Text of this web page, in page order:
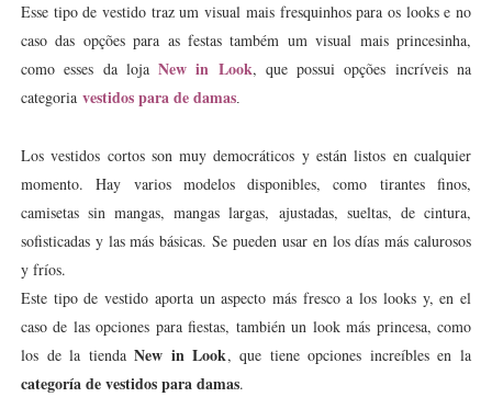
Esse tipo de vestido traz um visual mais fresquinhos para os looks e no
caso das opções para as festas também um visual mais princesinha,
como esses da lojaNew in Look, que possui opções incríveis na
categoria vestidospara de damas.
Los vestidos cortos son muy democráticos y están listos en cualquier
momento. Hay varios modelos disponibles, como tirantes finos,
camisetas sin mangas, mangas largas, ajustadas, sueltas, de cintura,
sofisticadas y las más básicas. Se pueden usar en los días más calurosos
y fríos.
Este tipo de vestido aporta un aspecto más fresco a los looks y, en el
caso de las opciones para fiestas, también un look más princesa, como
los de la tiendaNew in Look, que tiene opciones increíbles en la
categoría de vestidos para damas.